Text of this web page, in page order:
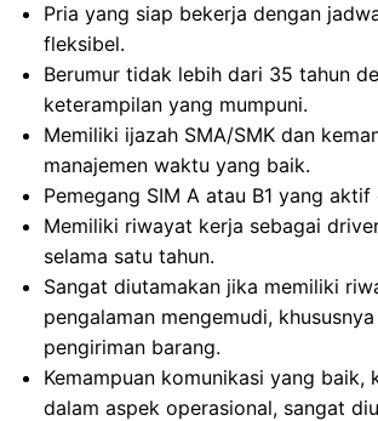
Pria yang siap bekerja dengan
fleksibel.
Berumur tidak lebih dari 35 tahun
keterampilan yang mumpuni.
Memiliki ijazah SMA/SMK dan
manajemen waktu yang baik.
Pemegang SIM A atau B1 yang aktif
Memiliki riwayat kerja sebagai
selama satu tahun.
Sangat diutamakan jika memiliki
pengalaman mengemudi,
pengiriman barang.
Kemampuan komunikasi yang baik,
dalam aspek operasional, sangat